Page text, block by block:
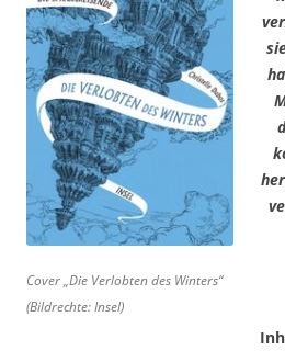
Cover „Die Verlobten des Winters“
(Bildrechte: Insel)